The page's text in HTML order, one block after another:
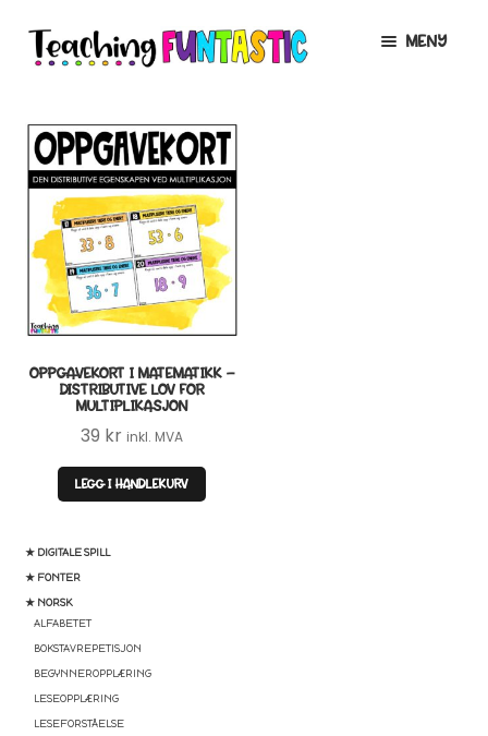
Hopp
til
Hopp
til
MENY
MIN KONTO
GRATIS
BUTIKK
LISENSER
TIPSHJØRNET
★ DIGITALE SPILL
★ FONTER
★ NORSK
ALFABETET
BOKSTAVREPETISJON
BEGYNNEROPPLÆRING
LESEOPPLÆRING
LESEFORSTÅELSE
OPPGAVEKORT I MATEMATIKK –
DISTRIBUTIVE LOV FOR
MULTIPLIKASJON
39 kr inkl. MVA
LEGG I HANDLEKURV